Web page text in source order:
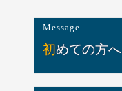
Message
初めての方へ